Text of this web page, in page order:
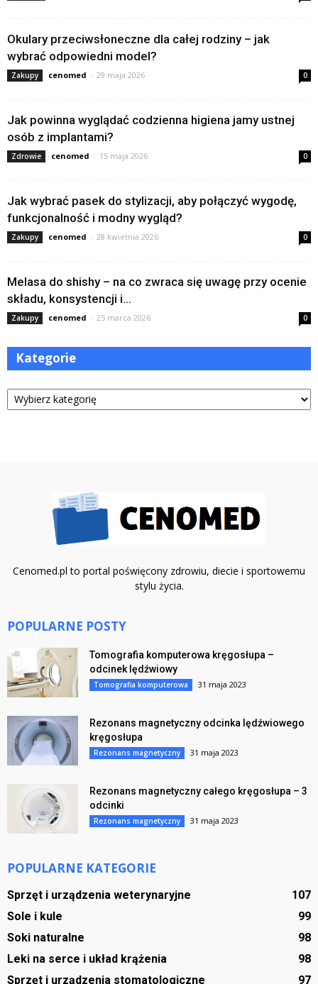
Okulary przeciwsłoneczne dla całej rodziny – jak
wybrać odpowiedni model?
Zakupy cenomed - 29 maja 2026 0
Jak powinna wyglądać codzienna higiena jamy ustnej
osób z implantami?
Zdrowie cenomed - 15 maja 2026 0
Jak wybrać pasek do stylizacji, aby połączyć wygodę,
funkcjonalność i modny wygląd?
Zakupy cenomed - 28 kwietnia 2026 0
Melasa do shishy – na co zwraca się uwagę przy ocenie
składu, konsystencji i...
Zakupy cenomed - 25 marca 2026 0
Kategorie
Kategorie
Cenomed.pl to portal poświęcony zdrowiu, diecie i sportowemu
stylu życia.
POPULARNE POSTY
Tomografia komputerowa kręgosłupa –
odcinek lędźwiowy
Tomografia komputerowa 31 maja 2023
Rezonans magnetyczny odcinka lędźwiowego
kręgosłupa
Rezonans magnetyczny 31 maja 2023
Rezonans magnetyczny całego kręgosłupa – 3
odcinki
Rezonans magnetyczny 31 maja 2023
POPULARNE KATEGORIE
Sprzęt i urządzenia weterynaryjne
107
Sole i kule
99
Soki naturalne
98
Leki na serce i układ krążenia
98
Sprzęt i urządzenia stomatologiczne
97